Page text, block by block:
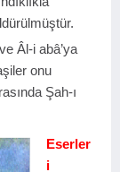
Âl-i abâ’ya
onu
Şah-ı
Eserler
i